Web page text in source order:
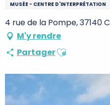
MUSÉE - CENTRE D'INTERPRÉTATION
4 rue de la Pompe, 37140
M'y rendre
PartagerAjouter aux